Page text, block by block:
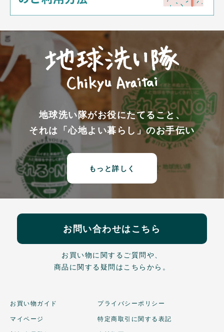
地球洗い隊がお役にたてること、
それは「心地よい暮らし」のお手伝い
もっと詳しく
お問い合わせはこちら
お買い物に関するご質問や、
商品に関する疑問はこちらから。
お買い物ガイド
マイページ
プライバシーポリシー
特定商取引に関する表記